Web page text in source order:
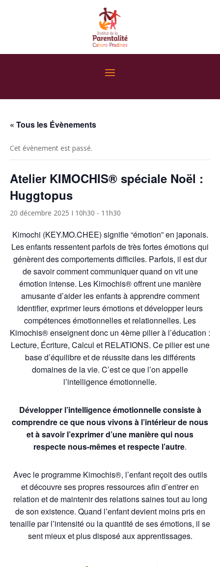
« Tous les Évènements
Cet évènement est passé.
Atelier KIMOCHIS® spéciale Noël :
Huggtopus
20 décembre 2025 I 10h30 - 11h30
Kimochi (KEY.MO.CHEE) signifie “émotion” en japonais.
Les enfants ressentent parfois de très fortes émotions qui
génèrent des comportements difficiles. Parfois, il est dur
de savoir comment communiquer quand on vit une
émotion intense. Les Kimochis® offrent une manière
amusante d’aider les enfants à apprendre comment
identifier, exprimer leurs émotions et développer leurs
compétences émotionnelles et relationnelles. Les
Kimochis® enseignent donc un 4ème pilier à l’éducation :
Lecture, Écriture, Calcul et RELATIONS. Ce pilier est une
base d’équilibre et de réussite dans les différents
domaines de la vie. C’est ce que l’on appelle
l’intelligence émotionnelle.
Développer l’intelligence émotionnelle consiste à
comprendre ce que nous vivons à l’intérieur de nous
et à savoir l’exprimer d’une manière qui nous
respecte nous-mêmes et respecte l’autre.
Avec le programme Kimochis®, l’enfant reçoit des outils
et découvre ses propres ressources afin d’entrer en
relation et de maintenir des relations saines tout au long
de son existence. Quand l’enfant devient moins pris en
tenaille par l’intensité ou la quantité de ses émotions, il se
sent mieux et plus disposé aux apprentissages.